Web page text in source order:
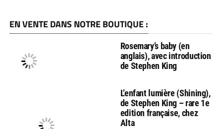
EN VENTE DANS NOTRE BOUTIQUE :
Rosemary’s baby (en
anglais), avec introduction
de Stephen King
L’enfant lumière (Shining),
de Stephen King – rare 1e
edition française, chez
Alta